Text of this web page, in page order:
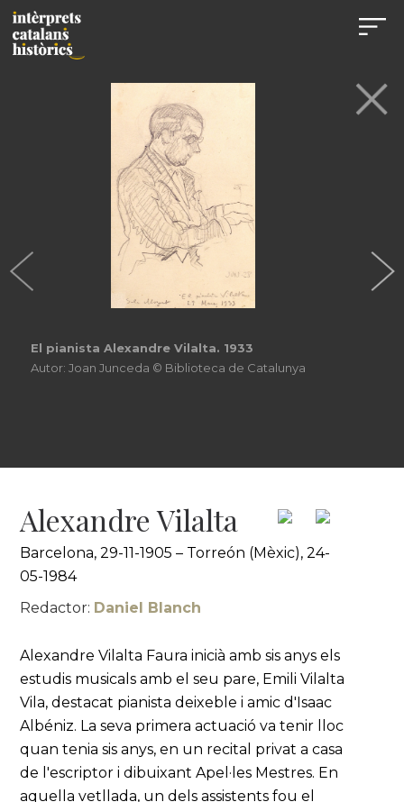
El pianista Alexandre Vilalta. 1933
Autor: Joan Junceda © Biblioteca de Catalunya
Alexandre Vilalta
Barcelona, 29-11-1905 – Torreón (Mèxic), 24-
05-1984
Redactor: Daniel Blanch
Alexandre Vilalta Faura inicià amb sis anys els
estudis musicals amb el seu pare, Emili Vilalta
Vila, destacat pianista deixeble i amic d'Isaac
Albéniz. La seva primera actuació va tenir lloc
quan tenia sis anys, en un recital privat a casa
de l'escriptor i dibuixant Apel·les Mestres. En
aquella vetllada, un dels assistents fou el